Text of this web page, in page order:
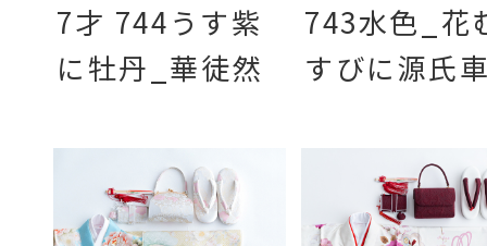
7才 744うす紫
に牡丹_華徒然
743水色_花
すびに源氏